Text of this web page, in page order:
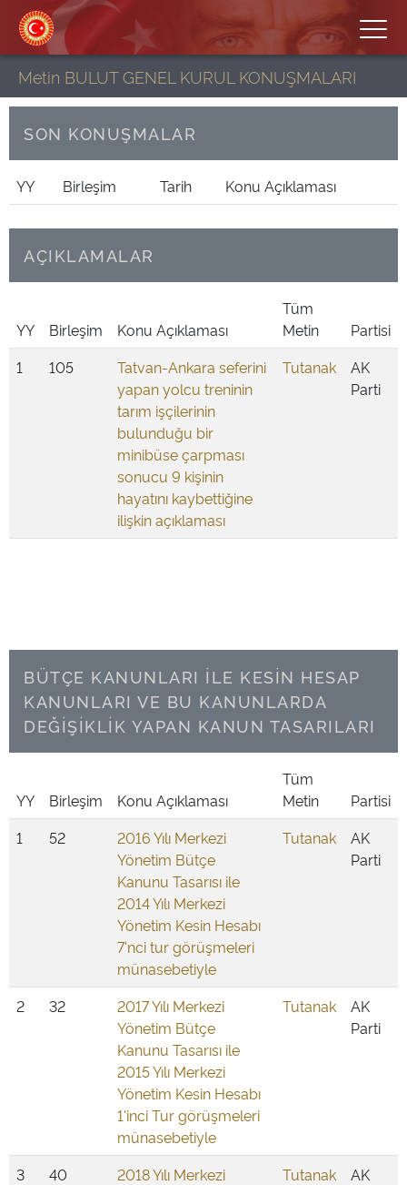
Metin BULUT GENEL KURUL KONUŞMALARI
SON KONUŞMALAR
YY Birleşim Tarih Konu Açıklaması
AÇIKLAMALAR
YY Birleşim Konu Açıklaması
Tüm
Metin
Partisi
1
105
Tatvan-Ankara seferini
yapan yolcu treninin
tarım işçilerinin
bulunduğu bir
minibüse çarpması
sonucu 9 kişinin
hayatını kaybettiğine
ilişkin açıklaması
Tutanak
AK
Parti
BÜTÇE KANUNLARI İLE KESİN HESAP
KANUNLARI VE BU KANUNLARDA
DEĞİŞİKLİK YAPAN KANUN TASARILARI
YY Birleşim Konu Açıklaması
Tüm
Metin
Partisi
1
52
2016 Yılı Merkezi
Yönetim Bütçe
Kanunu Tasarısı ile
2014 Yılı Merkezi
Yönetim Kesin Hesabı
7'nci tur görüşmeleri
münasebetiyle
Tutanak
AK
Parti
2 32
2017 Yılı Merkezi
Yönetim Bütçe
Kanunu Tasarısı ile
2015 Yılı Merkezi
Yönetim Kesin Hesabı
1'inci Tur görüşmeleri
münasebetiyle
Tutanak
AK
Parti
3 40
2018 Yılı Merkezi
Tutanak
AK